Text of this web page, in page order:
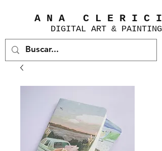
A N A C L E R I C I
DIGITAL ART & PAINTING